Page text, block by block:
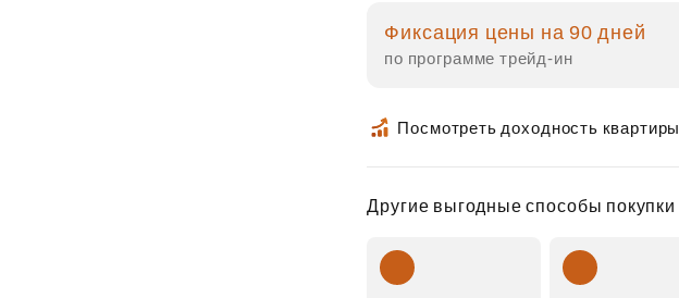
Фиксация цены на 90 дней
по программе трейд‑ин
Посмотреть доходность квартиры
Другие выгодные способы покупки